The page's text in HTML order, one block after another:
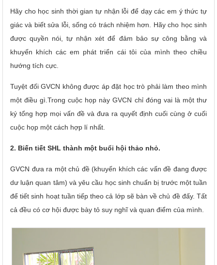
Hãy cho học sinh thời gian tự nhận lỗi để dạy các em ý thức tự
giác và biết sửa lỗi, sống có trách nhiệm hơn. Hãy cho học sinh
được quyền nói, tự nhận xét để đảm bảo sự công bằng và
khuyến khích các em phát triển cái tôi của mình theo chiều
hướng tích cực.
Tuyệt đối GVCN không được áp đặt học trò phải làm theo mình
một điều gì.Trong cuộc họp này GVCN chỉ đóng vai là một thư
ký tổng hợp mọi vấn đề và đưa ra quyết định cuối cùng ở cuối
cuộc họp một cách hợp lí nhất.
2. Biến tiết SHL thành một buổi hội thảo nhỏ.
GVCN đưa ra một chủ đề (khuyến khích các vấn đề đang được
dư luận quan tâm) và yêu cầu học sinh chuẩn bị trước một tuần
để tiết sinh hoạt tuần tiếp theo cả lớp sẽ bàn về chủ đề đấy. Tất
cả đều có cơ hội được bày tỏ suy nghĩ và quan điểm của mình.